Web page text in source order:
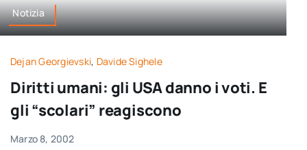
Notizia
Dejan Georgievski, Davide Sighele
Diritti umani: gli USA danno i voti. E
gli “scolari” reagiscono
Marzo 8, 2002